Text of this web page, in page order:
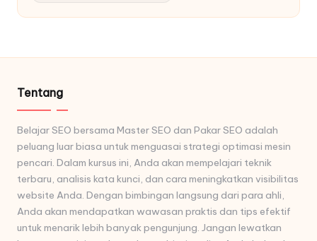
Tentang
Belajar SEO bersama Master SEO dan Pakar SEO adalah
peluang luar biasa untuk menguasai strategi optimasi mesin
pencari. Dalam kursus ini, Anda akan mempelajari teknik
terbaru, analisis kata kunci, dan cara meningkatkan visibilitas
website Anda. Dengan bimbingan langsung dari para ahli,
Anda akan mendapatkan wawasan praktis dan tips efektif
untuk menarik lebih banyak pengunjung. Jangan lewatkan